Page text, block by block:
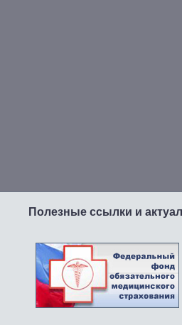
Полезные ссылки и